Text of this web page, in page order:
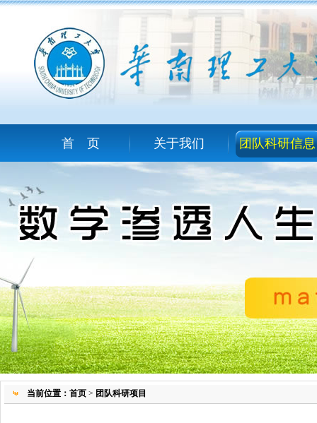
首 页 关于我们 团队科研信息
当前位置： 首页 > 团队科研项目